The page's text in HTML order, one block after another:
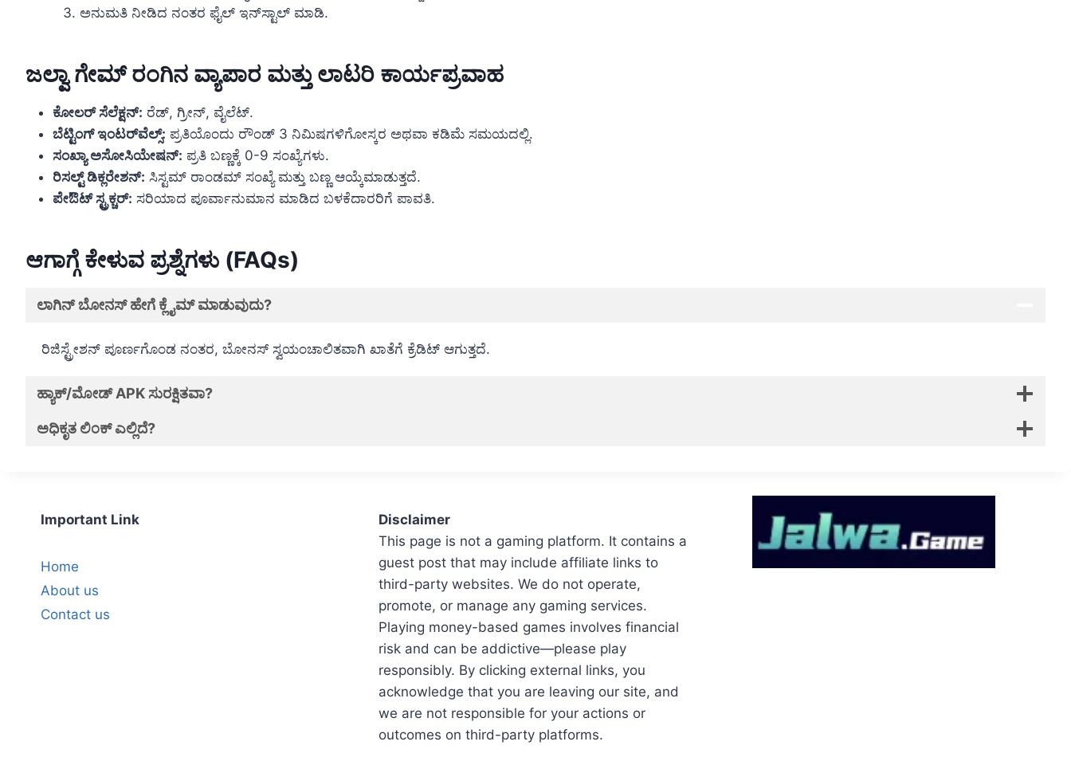
ಅನುಮತಿ ನೀಡಿದ ನಂತರ ಫೈಲ್ ಇನ್‌ಸ್ಟಾಲ್ ಮಾಡಿ.
ಜಲ್ವಾ ಗೇಮ್ ರಂಗಿನ ವ್ಯಾಪಾರ ಮತ್ತು ಲಾಟರಿ ಕಾರ್ಯಪ್ರವಾಹ
ಕೋಲರ್ ಸೆಲೆಕ್ಷನ್: ರೆಡ್, ಗ್ರೀನ್, ವೈಲೆಟ್.
ಬೆಟ್ಟಿಂಗ್ ಇಂಟರ್‌ವೆಲ್ಸ್: ಪ್ರತಿಯೊಂದು ರೌಂಡ್ 3 ನಿಮಿಷಗಳಿಗೋಸ್ಕರ ಅಥವಾ ಕಡಿಮೆ ಸಮಯದಲ್ಲಿ.
ಸಂಖ್ಯಾ ಅಸೋಸಿಯೇಷನ್: ಪ್ರತಿ ಬಣ್ಣಕ್ಕೆ 0-9 ಸಂಖ್ಯೆಗಳು.
ರಿಸಲ್ಟ್ ಡಿಕ್ಲರೇಶನ್: ಸಿಸ್ಟಮ್ ರಾಂಡಮ್ ಸಂಖ್ಯೆ ಮತ್ತು ಬಣ್ಣ ಆಯ್ಕೆಮಾಡುತ್ತದೆ.
ಪೇಔಟ್ ಸ್ಟ್ರಕ್ಚರ್: ಸರಿಯಾದ ಪೂರ್ವಾನುಮಾನ ಮಾಡಿದ ಬಳಕೆದಾರರಿಗೆ ಪಾವತಿ.
ಆಗಾಗ್ಗೆ ಕೇಳುವ ಪ್ರಶ್ನೆಗಳು (FAQs)
ಲಾಗಿನ್ ಬೋನಸ್ ಹೇಗೆ ಕ್ಲೈಮ್ ಮಾಡುವುದು?
ರಿಜಿಸ್ಟ್ರೇಶನ್ ಪೂರ್ಣಗೊಂಡ ನಂತರ, ಬೋನಸ್ ಸ್ವಯಂಚಾಲಿತವಾಗಿ ಖಾತೆಗೆ ಕ್ರೆಡಿಟ್ ಆಗುತ್ತದೆ.
ಹ್ಯಾಕ್/ಮೋಡ್ APK ಸುರಕ್ಷಿತವಾ?
ಅಧಿಕೃತ ಲಿಂಕ್ ಎಲ್ಲಿದೆ?
Important Link
Home
About us
Contact us
Disclaimer
This page is not a gaming platform. It contains a
guest post that may include affiliate links to
third-party websites. We do not operate,
promote, or manage any gaming services.
Playing money-based games involves financial
risk and can be addictive—please play
responsibly. By clicking external links, you
acknowledge that you are leaving our site, and
we are not responsible for your actions or
outcomes on third-party platforms.